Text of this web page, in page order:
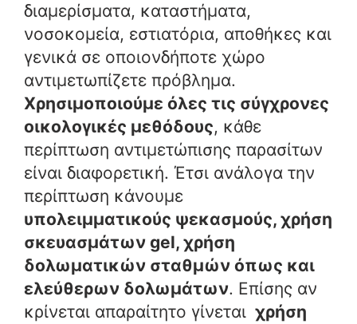
διαμερίσματα, καταστήματα,
νοσοκομεία, εστιατόρια, αποθήκες και
γενικά σε οποιονδήποτε χώρο
αντιμετωπίζετε πρόβλημα.
Χρησιμοποιούμε όλες τις σύγχρονες
οικολογικές μεθόδους, κάθε
περίπτωση αντιμετώπισης παρασίτων
είναι διαφορετική. Έτσι ανάλογα την
περίπτωση κάνουμε
υπολειμματικούς ψεκασμούς, χρήση
σκευασμάτων gel, χρήση
δολωματικών σταθμών όπως και
ελεύθερων δολωμάτων. Επίσης αν
κρίνεται απαραίτητο γίνεται χρήση